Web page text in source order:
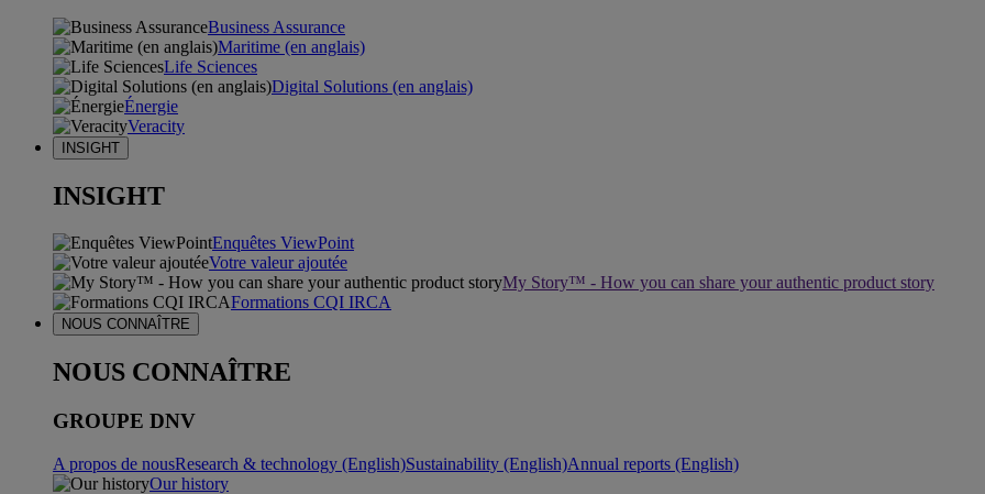
Business Assurance
Maritime (en anglais)
Life Sciences
Digital Solutions (en anglais)
Énergie
Veracity
INSIGHT
INSIGHT
Enquêtes ViewPoint
Votre valeur ajoutée
My Story™ - How you can share your authentic product story
Formations CQI IRCA
NOUS CONNAÎTRE
NOUS CONNAÎTRE
GROUPE DNV
A propos de nousResearch & technology (English)Sustainability (English)Annual reports (English)
Our history